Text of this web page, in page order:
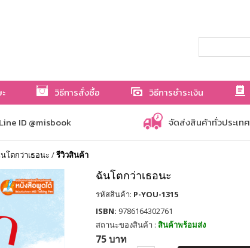
วิธีการสั่งซื้อ วิธีการชำระเงิน
Line ID @misbook จัดส่งสินค้าทั่วประเทศ
โตกว่าเธอนะ /รีวิวสินค้า
ฉันโตกว่าเธอนะ
รหัสสินค้า: P-YOU-1315
ISBN: 9786164302761
สถานะของสินค้า : สินค้าพร้อมส่ง
75 บาท